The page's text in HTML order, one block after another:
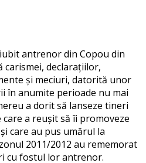
antrenor din Copou din
carismei, declarațiilor,
și meciuri, datorită unor
în anumite perioade nu mai
a dorit să lanseze tineri
a reușit să îi promoveze
care au pus umărul la
2011/2012 au rememorat
cu fostul lor antrenor.